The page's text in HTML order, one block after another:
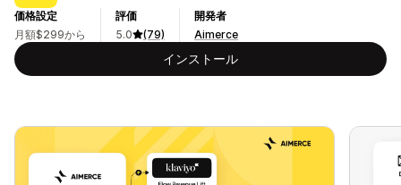
価格設定
月額$299から
評価
5.0
(79)
開発者
Aimerce
インストール